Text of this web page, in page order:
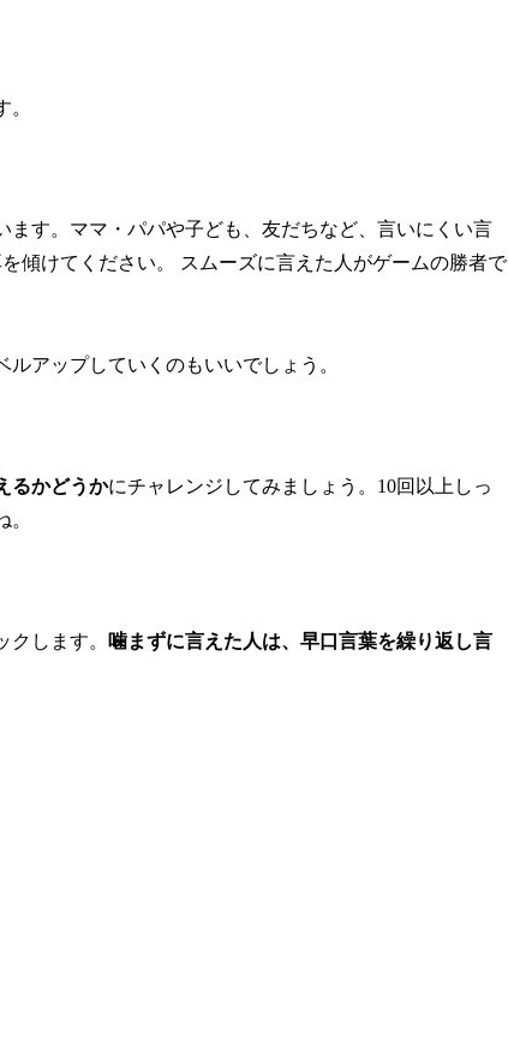
す。ママ・パパや子ども、友だちなど、言いにくい言
傾けてください。 スムーズに言えた人がゲームの勝者で
アップしていくのもいいでしょう。
るかどうかにチャレンジしてみましょう。10回以上しっ
クします。
噛まずに言えた人は、早口言葉を繰り返し言